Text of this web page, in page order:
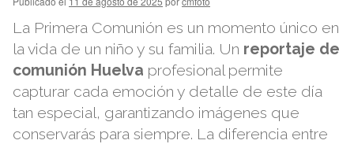
La Primera Comunión es un momento único en
la vida de un niño y su familia. Un reportaje de
comunión Huelva profesional permite
capturar cada emoción y detalle de este día
tan especial, garantizando imágenes que
conservarás para siempre. La diferencia entre